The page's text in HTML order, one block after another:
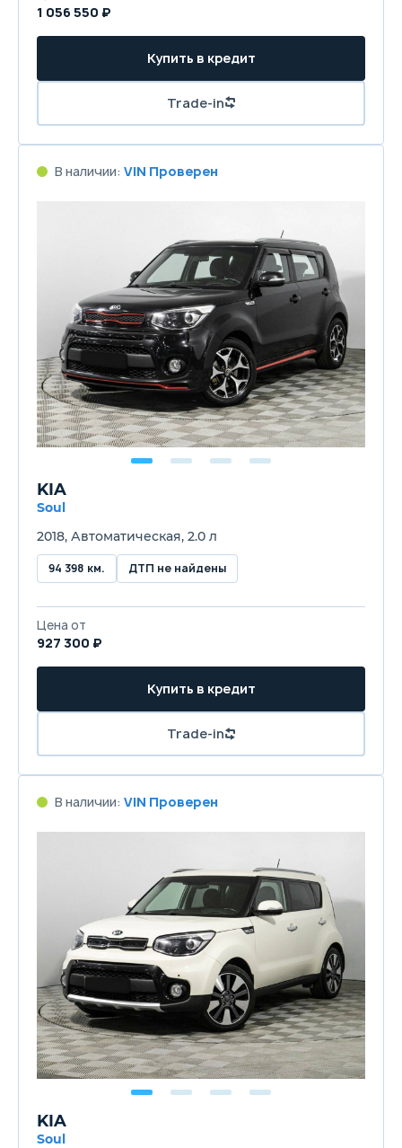
1 056 550 ₽
Купить в кредит
Trade-in
В наличии: VIN Проверен
KIA
Soul
2018, Автоматическая, 2.0 л
94 398 км. ДТП не найдены
Цена от
927 300 ₽
Купить в кредит
Trade-in
В наличии: VIN Проверен
KIA
Soul